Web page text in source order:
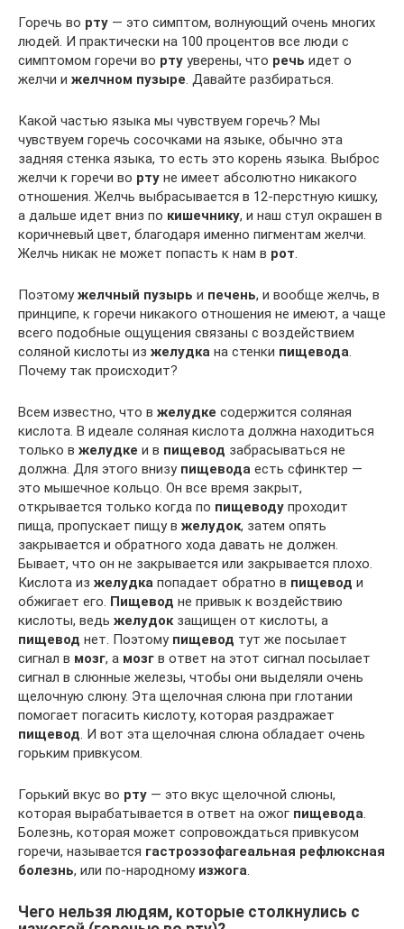
Горечь во рту — это симптом, волнующий очень многих
людей. И практически на 100 процентов все люди с
симптомом горечи во рту уверены, что речь идет о
желчи и желчном пузыре . Давайте разбираться.
Какой частью языка мы чувствуем горечь? Мы
чувствуем горечь сосочками на языке, обычно эта
задняя стенка языка, то есть это корень языка. Выброс
желчи к горечи во рту не имеет абсолютно никакого
отношения. Желчь выбрасывается в 12-перстную кишку,
а дальше идет вниз по кишечнику, и наш стул окрашен в
коричневый цвет, благодаря именно пигментам желчи.
Желчь никак не может попасть к нам в рот
Поэтомужелчный пузырь и печень, и вообще желчь, в
принципе, к горечи никакого отношения не имеют, а чаще
всего подобные ощущения связаны с воздействием
соляной кислоты из желудка на стенки пищевода
Почему так происходит?
Всем известно, что в желудке содержится соляная
кислота. В идеале соляная кислота должна находиться
только в желудке и в пищевод забрасываться не
должна. Для этого внизу пищевода есть сфинктер —
это мышечное кольцо. Он все время закрыт,
открывается только когда по пищеводу проходит
пища, пропускает пищу в желудок, затем опять
закрывается и обратного хода давать не должен.
Бывает, что он не закрывается или закрывается плохо.
Кислота из желудка попадает обратно в пищевод и
обжигает его. Пищевод не привык к воздействию
кислоты, ведь желудок защищен от кислоты, а
пищевод нет. Поэтому пищевод тут же посылает
сигнал в мозг, а мозг в ответ на этот сигнал посылает
сигнал в слюнные железы, чтобы они выделяли очень
щелочную слюну. Эта щелочная слюна при глотании
помогает погасить кислоту, которая раздражает
пищевод . И вот эта щелочная слюна обладает очень
горьким привкусом.
Горький вкус во рту — это вкус щелочной слюны,
которая вырабатывается в ответ на ожог пищевода
Болезнь, которая может сопровождаться привкусом
горечи, называется гастроэзофагеальная рефлюксная
болезнь, или по-народному изжога
Чего нельзя людям, которые столкнулись с